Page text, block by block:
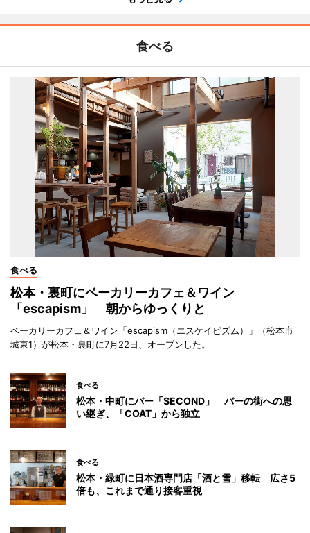
食べる
食べる
松本・裏町にベーカリーカフェ＆ワイン
「escapism」 朝からゆっくりと
ベーカリーカフェ＆ワイン「escapism（エスケイピズム）」（松本市
城東1）が松本・裏町に7月22日、オープンした。
食べる
松本・中町にバー「SECOND」 バーの街への思
い継ぎ、「COAT」から独立
食べる
松本・緑町に日本酒専門店「酒と雪」移転 広さ5
倍も、これまで通り接客重視